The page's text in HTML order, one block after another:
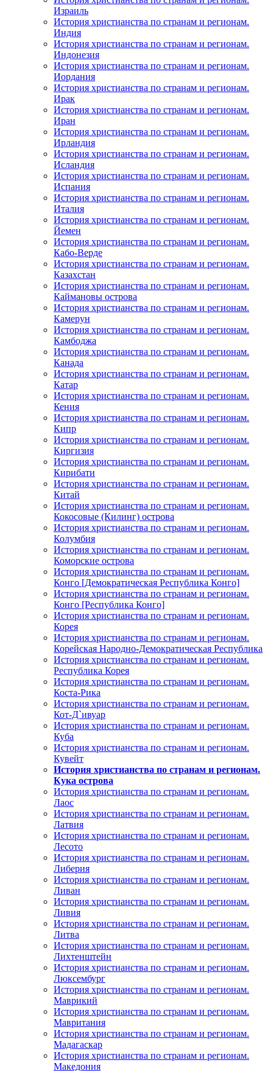
Израиль
История христианства по странам и регионам.
Индия
История христианства по странам и регионам.
Индонезия
История христианства по странам и регионам.
Иордания
История христианства по странам и регионам.
Ирак
История христианства по странам и регионам.
Иран
История христианства по странам и регионам.
Ирландия
История христианства по странам и регионам.
Исландия
История христианства по странам и регионам.
Испания
История христианства по странам и регионам.
Италия
История христианства по странам и регионам.
Йемен
История христианства по странам и регионам.
Кабо-Верде
История христианства по странам и регионам.
Казахстан
История христианства по странам и регионам.
Каймановы острова
История христианства по странам и регионам.
Камерун
История христианства по странам и регионам.
Камбоджа
История христианства по странам и регионам.
Канада
История христианства по странам и регионам.
Катар
История христианства по странам и регионам.
Кения
История христианства по странам и регионам.
Кипр
История христианства по странам и регионам.
Киргизия
История христианства по странам и регионам.
Кирибати
История христианства по странам и регионам.
Китай
История христианства по странам и регионам.
Кокосовые (Килинг) острова
История христианства по странам и регионам.
Колумбия
История христианства по странам и регионам.
Коморские острова
История христианства по странам и регионам.
Конго [Демократическая Республика Конго]
История христианства по странам и регионам.
Конго [Республика Конго]
История христианства по странам и регионам.
Корея
История христианства по странам и регионам.
Корейская Народно-Демократическая Республика
История христианства по странам и регионам.
Республика Корея
История христианства по странам и регионам.
Коста-Рика
История христианства по странам и регионам.
Кот-Д`ивуар
История христианства по странам и регионам.
Куба
История христианства по странам и регионам.
Кувейт
История христианства по странам и регионам.
Кука острова
История христианства по странам и регионам.
Лаос
История христианства по странам и регионам.
Латвия
История христианства по странам и регионам.
Лесото
История христианства по странам и регионам.
Либерия
История христианства по странам и регионам.
Ливан
История христианства по странам и регионам.
Ливия
История христианства по странам и регионам.
Литва
История христианства по странам и регионам.
Лихтенштейн
История христианства по странам и регионам.
Люксембург
История христианства по странам и регионам.
Маврикий
История христианства по странам и регионам.
Мавритания
История христианства по странам и регионам.
Мадагаскар
История христианства по странам и регионам.
Македония